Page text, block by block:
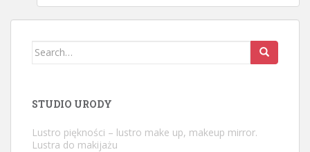
Search
STUDIO URODY
Lustro piękności – lustro make up, makeup mirror.
Lustra do makijażu